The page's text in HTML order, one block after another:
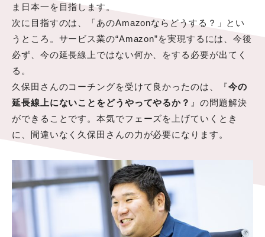
ま日本一を目指します。
次に目指すのは、「あのAmazonならどうする？」とい
うところ。サービス業の“Amazon”を実現するには、今後
必ず、今の延長線上ではない何か、をする必要が出てく
る。
久保田さんのコーチングを受けて良かったのは、『今の
延長線上にないことをどうやってやるか？ 』の問題解決
ができることです。本気でフェーズを上げていくとき
に、間違いなく久保田さんの力が必要になります。